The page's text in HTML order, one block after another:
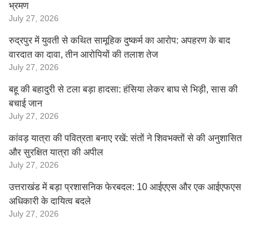
भ्रमण
July 27, 2026
रुद्रपुर में युवती से कथित सामूहिक दुष्कर्म का आरोप: अपहरण के बाद
वारदात का दावा, तीन आरोपियों की तलाश तेज
July 27, 2026
बहू की बहादुरी से टला बड़ा हादसा: हंसिया लेकर बाघ से भिड़ी, सास की
बचाई जान
July 27, 2026
कांवड़ यात्रा की पवित्रता बनाए रखें: संतों ने शिवभक्तों से की अनुशासित
और सुरक्षित यात्रा की अपील
July 27, 2026
उत्तराखंड में बड़ा प्रशासनिक फेरबदल: 10 आईएएस और एक आईएफएस
अधिकारी के दायित्व बदले
July 27, 2026